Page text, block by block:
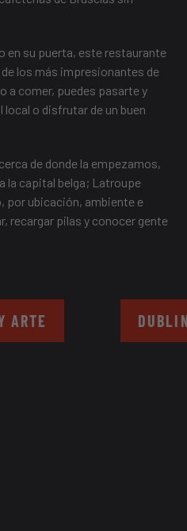
en su puerta, este restaurante
los más impresionantes de
a comer, puedes pasarte y
o disfrutar de un buen
de donde la empezamos,
la capital belga; Latroupe
por ubicación, ambiente e
recargar pilas y conocer gente
ARTE